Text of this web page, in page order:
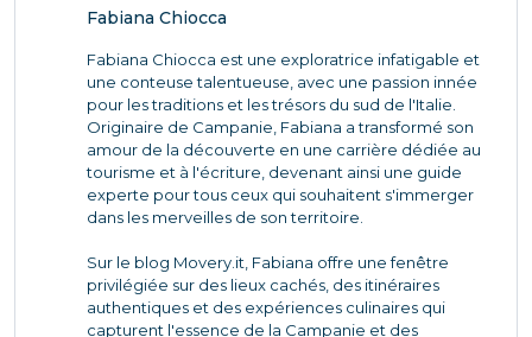
Fabiana Chiocca
Fabiana Chiocca est une exploratrice infatigable et
une conteuse talentueuse, avec une passion innée
pour les traditions et les trésors du sud de l'Italie.
Originaire de Campanie, Fabiana a transformé son
amour de la découverte en une carrière dédiée au
tourisme et à l'écriture, devenant ainsi une guide
experte pour tous ceux qui souhaitent s'immerger
dans les merveilles de son territoire.
Sur le blog Movery.it, Fabiana offre une fenêtre
privilégiée sur des lieux cachés, des itinéraires
authentiques et des expériences culinaires qui
capturent l'essence de la Campanie et des